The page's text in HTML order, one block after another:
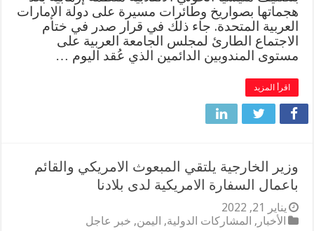
هجماتها بصواريخ وطائرات مسيرة على دولة الإمارات
العربية المتحدة. جاء ذلك في قرار صدر في ختام
الاجتماع الطارئ لمجلس الجامعة العربية على
مستوى المندوبين الدائمين الذي عُقد اليوم …
اقرأ المزيد
وزير الخارجية يلتقي المبعوث الامريكي والقائم
باعمال السفارة الامريكية لدى بلادنا
يناير 21, 2022
الأخبار , المشاركات الدولية, اليمن, خبر عاجل